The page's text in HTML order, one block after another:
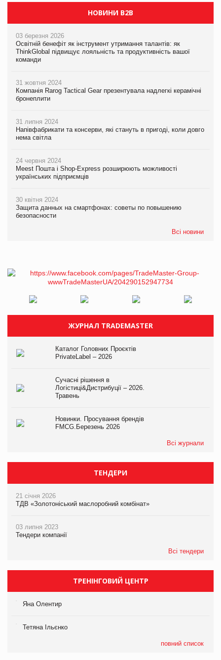
НОВИНИ B2B
03 березня 2026
Освітній бенефіт як інструмент утримання талантів: як
ThinkGlobal підвищує лояльність та продуктивність вашої
команди
31 жовтня 2024
Компанія Rarog Tactical Gear презентувала надлегкі керамічні
бронеплити
31 липня 2024
Напівфабрикати та консерви, які стануть в пригоді, коли довго
нема світла
24 червня 2024
Meest Пошта і Shop-Express розширюють можливості
українських підприємців
30 квітня 2024
Защита данных на смартфонах: советы по повышению
безопасности
Всі новини
ЖУРНАЛ TRADEMASTER
Каталог Головних Проєктів
PrivateLabel – 2026
Сучасні рішення в
Логістиці&Дистрибуції – 2026.
Травень
Новинки. Просування брендів
FMCG.Березень 2026
Всі журнали
ТЕНДЕРИ
21 січня 2026
ТДВ «Золотоніський маслоробний комбінат»
03 липня 2023
Тендери компанії
Всі тендери
ТРЕНІНГОВИЙ ЦЕНТР
Яна Олентир
Тетяна Ільєнко
повний список